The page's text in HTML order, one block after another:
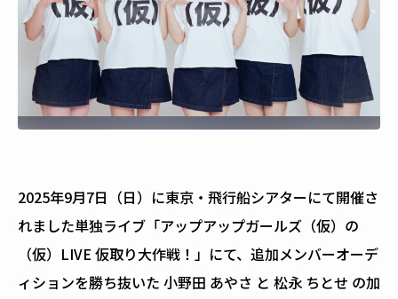
2025年9月7日（日）に東京・飛行船シアターにて開催さ
れました単独ライブ「アップアップガールズ（仮）の
（仮）LIVE 仮取り大作戦！」にて、追加メンバーオーデ
ィションを勝ち抜いた 小野田 あやさ と 松永 ちとせ の加